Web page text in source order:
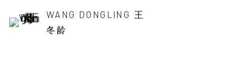
WANG DONGLING 王
冬龄